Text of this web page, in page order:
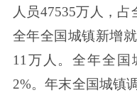
人员47535万人，占
全年全国城镇新增
11万人。全年全
2%。年末全国城镇